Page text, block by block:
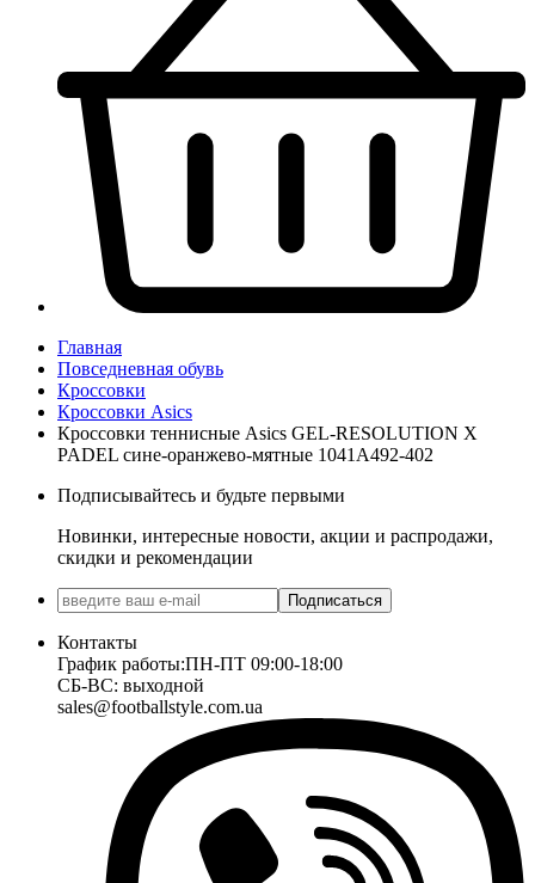
Главная
Повседневная обувь
Кроссовки
Кроссовки Asics
Кроссовки теннисные Asics GEL-RESOLUTION X
PADEL сине-оранжево-мятные 1041A492-402
Подписывайтесь и будьте первыми
Новинки, интересные новости, акции и распродажи,
скидки и рекомендации
Подписаться
Контакты
График работы:ПН-ПТ 09:00-18:00
СБ-ВС: выходной
sales@footballstyle.com.ua